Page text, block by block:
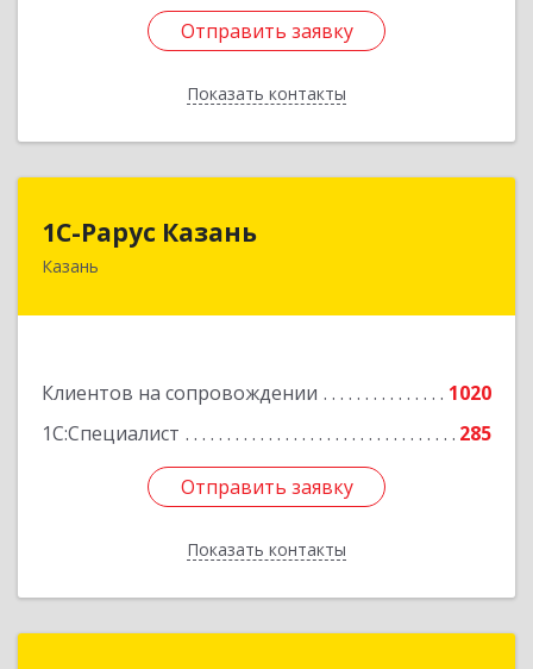
Отправить заявку
Показать контакты
Отправить заявку
Назад
1С-Рарус Казань
Казань
Клиентов на сопровождении
1020
1С:Специалист
285
Отправить заявку
Показать контакты
420088, Татарстан Респ, Казань г, Победы пр-
Отправить заявку
Назад